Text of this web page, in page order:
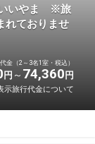
いやま ※旅
れておりませ
金（2～3名1室・税込）
円 74,360 円
示旅行代金について